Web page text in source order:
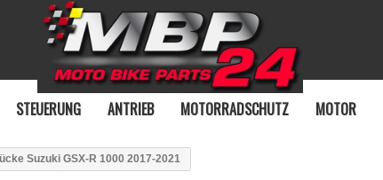
STEUERUNG ANTRIEB MOTORRADSCHUTZ MOTOR
Suzuki GSX-R 1000 2017-2021